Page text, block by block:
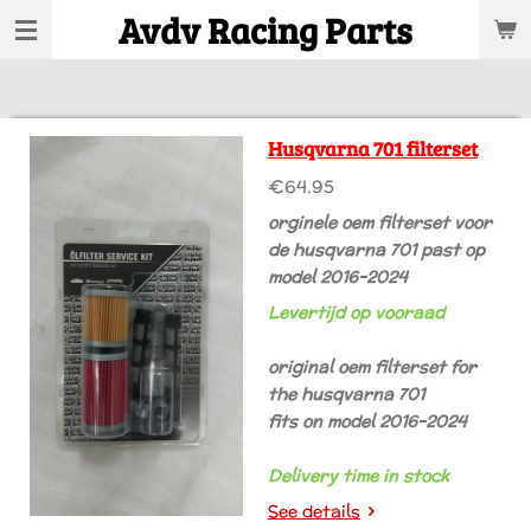
Skip
Avdv Racing Parts
Husqvarna 701 filterset
€64.95
orginele oem filterset voor
de husqvarna 701 past op
model 2016-2024
Levertijd op vooraad
original oem filterset for
the husqvarna 701
fits on model 2016-2024
Delivery time in stock
See details